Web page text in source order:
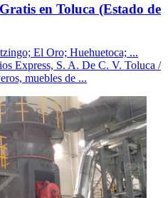
en Toluca (Estado de
El Oro; Huehuetoca; ...
Express, S. A. De C. V. Toluca /
muebles de ...